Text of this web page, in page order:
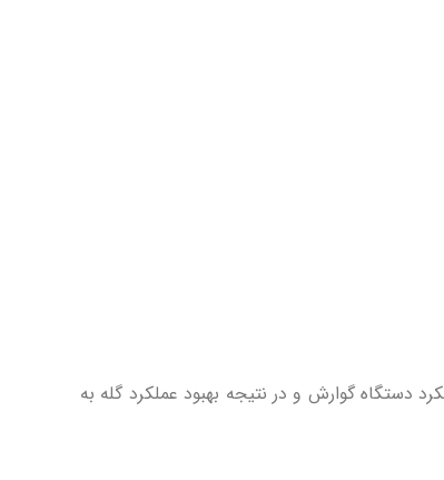
دستگاه گوارش و در نتیجه بهبود عملکرد گله به